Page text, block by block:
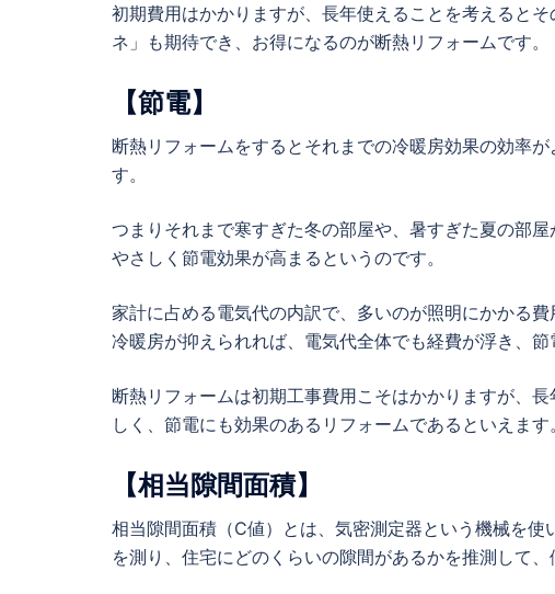
初期費用はかかりますが、長年使えることを考えると
ネ」も期待でき、お得になるのが断熱リフォームです。
【節電】
断熱リフォームをするとそれまでの冷暖房効果の効率
す。
つまりそれまで寒すぎた冬の部屋や、暑すぎた夏の部
やさしく節電効果が高まるというのです。
家計に占める電気代の内訳で、多いのが照明にかかる
冷暖房が抑えられれば、電気代全体でも経費が浮き、節
断熱リフォームは初期工事費用こそはかかりますが、
しく、節電にも効果のあるリフォームであるといえます。
【相当隙間面積】
相当隙間面積（C値）とは、気密測定器という機械を
を測り、住宅にどのくらいの隙間があるかを推測して、